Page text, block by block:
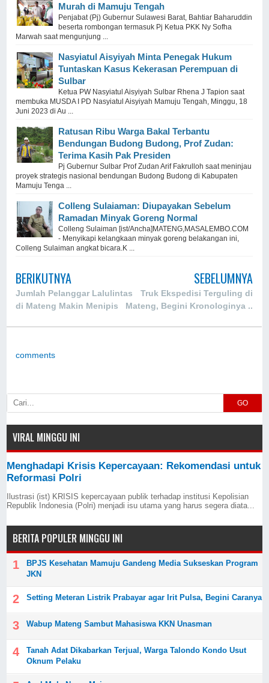
Murah di Mamuju Tengah
Penjabat (Pj) Gubernur Sulawesi Barat, Bahtiar Baharuddin
beserta rombongan termasuk Pj Ketua PKK Ny Sofha
Marwah saat mengunjung ...
Nasyiatul Aisyiyah Minta Penegak Hukum
Tuntaskan Kasus Kekerasan Perempuan di
Sulbar
Ketua PW Nasyiatul Aisyiyah Sulbar Rhena J Tapion saat
membuka MUSDA I PD Nasyiatul Aisyiyah Mamuju Tengah, Minggu, 18
Juni 2023 di Au ...
Ratusan Ribu Warga Bakal Terbantu
Bendungan Budong Budong, Prof Zudan:
Terima Kasih Pak Presiden
Pj Gubernur Sulbar Prof Zudan Arif Fakrulloh saat meninjau
proyek strategis nasional bendungan Budong Budong di Kabupaten
Mamuju Tenga ...
Colleng Sulaiaman: Diupayakan Sebelum
Ramadan Minyak Goreng Normal
Colleng Sulaiman [ist/Ancha]MATENG,MASALEMBO.COM
- Menyikapi kelangkaan minyak goreng belakangan ini,
Colleng Sulaiman angkat bicara.K ...
BERIKUTNYA
Jumlah Pelanggar Lalulintas
di Mateng Makin Menipis
SEBELUMNYA
Truk Ekspedisi Terguling di
Mateng, Begini Kronologinya ..
comments
GO
VIRAL MINGGU INI
Menghadapi Krisis Kepercayaan: Rekomendasi untuk
Reformasi Polri
Ilustrasi (ist) KRISIS kepercayaan publik terhadap institusi Kepolisian
Republik Indonesia (Polri) menjadi isu utama yang harus segera diata...
BERITA POPULER MINGGU INI
BPJS Kesehatan Mamuju Gandeng Media Sukseskan Program
JKN
Setting Meteran Listrik Prabayar agar Irit Pulsa, Begini Caranya
Wabup Mateng Sambut Mahasiswa KKN Unasman
Tanah Adat Dikabarkan Terjual, Warga Talondo Kondo Usut
Oknum Pelaku